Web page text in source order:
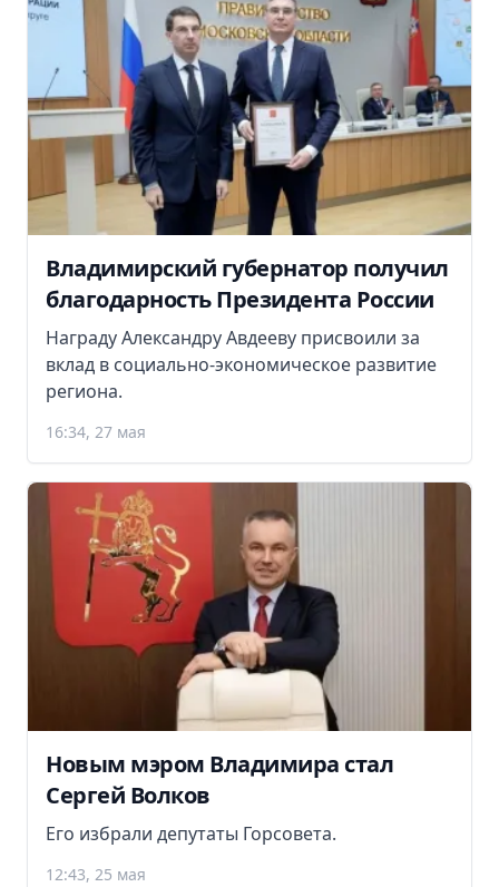
Владимирский губернатор получил
благодарность Президента России
Награду Александру Авдееву присвоили за
вклад в социально-экономическое развитие
региона.
16:34, 27 мая
Новым мэром Владимира стал
Сергей Волков
Его избрали депутаты Горсовета.
12:43, 25 мая